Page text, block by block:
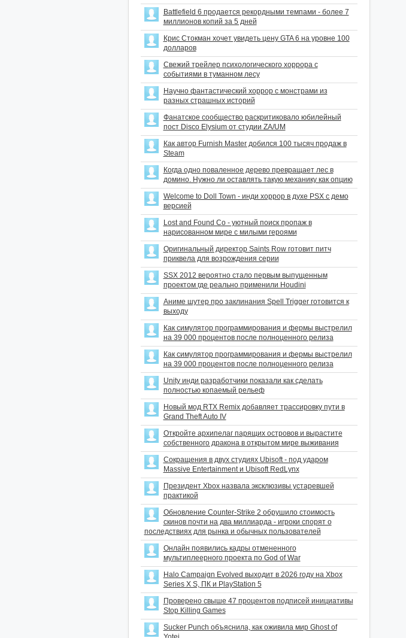
Battlefield 6 продается рекордными темпами - более 7
миллионов копий за 5 дней
Крис Стокман хочет увидеть цену GTA 6 на уровне 100
долларов
Свежий трейлер психологического хоррора с
событиями в туманном лесу
Научно фантастический хоррор с монстрами из
разных страшных историй
Фанатское сообщество раскритиковало юбилейный
пост Disco Elysium от студии ZA/UM
Как автор Furnish Master добился 100 тысяч продаж в
Steam
Когда одно поваленное дерево превращает лес в
домино. Нужно ли оставлять такую механику как опцию
Welcome to Doll Town - инди хоррор в духе PSX с демо
версией
Lost and Found Co - уютный поиск пропаж в
нарисованном мире с милыми героями
Оригинальный директор Saints Row готовит питч
приквела для возрождения серии
SSX 2012 вероятно стало первым выпущенным
проектом где реально применили Houdini
Аниме шутер про заклинания Spell Trigger готовится к
выходу
Как симулятор программирования и фермы выстрелил
на 39 000 процентов после полноценного релиза
Как симулятор программирования и фермы выстрелил
на 39 000 процентов после полноценного релиза
Unity инди разработчики показали как сделать
полностью копаемый рельеф
Новый мод RTX Remix добавляет трассировку пути в
Grand Theft Auto IV
Откройте архипелаг парящих островов и вырастите
собственного дракона в открытом мире выживания
Сокращения в двух студиях Ubisoft - под ударом
Massive Entertainment и Ubisoft RedLynx
Президент Xbox назвала эксклюзивы устаревшей
практикой
Обновление Counter-Strike 2 обрушило стоимость
скинов почти на два миллиарда - игроки спорят о
последствиях для рынка и обычных пользователей
Онлайн появились кадры отмененного
мультиплеерного проекта по God of War
Halo Campaign Evolved выходит в 2026 году на Xbox
Series X S, ПК и PlayStation 5
Проверено свыше 47 процентов подписей инициативы
Stop Killing Games
Sucker Punch объяснила, как оживила мир Ghost of